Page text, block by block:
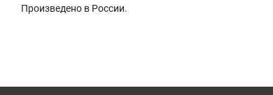
Произведено в России.